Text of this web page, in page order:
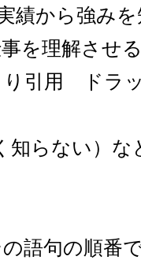
績から強み
を理解させ
り引用 ドラッ
知らない）
語句の順番